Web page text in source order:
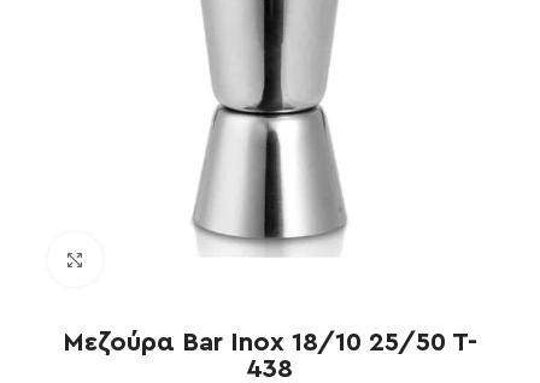
Κλικ για μεγέθυνση
Μεζούρα Bar Inox 18/10 25/50 T-
438